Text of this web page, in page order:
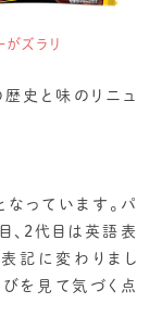
がズラリ
史と味のリニュ
っています。パ
、2代目は英語表
記に変わりまし
びを見て気づく点